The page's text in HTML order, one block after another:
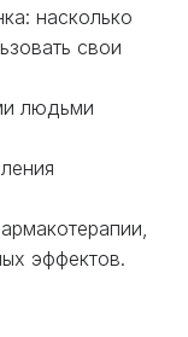
насколько
свои
людьми
эффектов.